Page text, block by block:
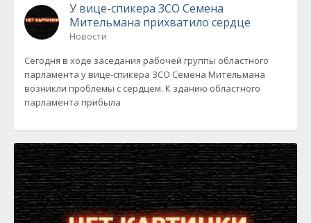
У вице-спикера ЗСО Семена
Мительмана прихватило сердце
Новости
Сегодня в ходе заседания рабочей группы областного
парламента у вице-спикера ЗСО Семена Мительмана
возникли проблемы с сердцем. К зданию областного
парламента прибыла